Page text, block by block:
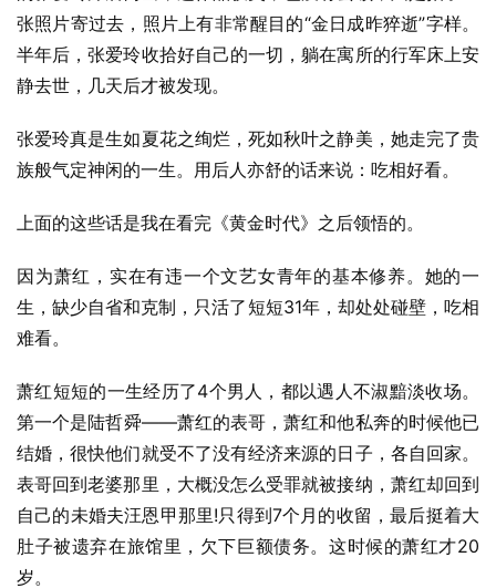
张照片寄过去，照片上有非常醒目的“金日成昨猝逝”字样。
半年后，张爱玲收拾好自己的一切，躺在寓所的行军床上安
静去世，几天后才被发现。
张爱玲真是生如夏花之绚烂，死如秋叶之静美，她走完了贵
族般气定神闲的一生。用后人亦舒的话来说：吃相好看。
上面的这些话是我在看完《黄金时代》之后领悟的。
因为萧红，实在有违一个文艺女青年的基本修养。她的一
生，缺少自省和克制，只活了短短31年，却处处碰壁，吃相
难看。
萧红短短的一生经历了4个男人，都以遇人不淑黯淡收场。
第一个是陆哲舜——萧红的表哥，萧红和他私奔的时候他已
结婚，很快他们就受不了没有经济来源的日子，各自回家。
表哥回到老婆那里，大概没怎么受罪就被接纳，萧红却回到
自己的未婚夫汪恩甲那里!只得到7个月的收留，最后挺着大
肚子被遗弃在旅馆里，欠下巨额债务。这时候的萧红才20
岁。